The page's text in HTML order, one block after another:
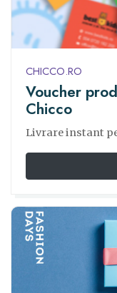
CHICCO.RO
Voucher
Chicco
Livrare instant